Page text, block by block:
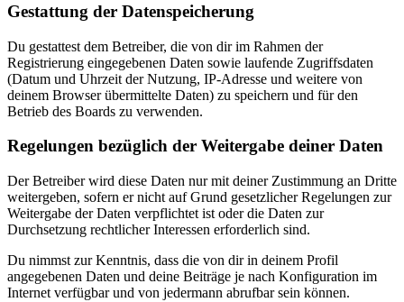
Gestattung der Datenspeicherung
Du gestattest dem Betreiber, die von dir im Rahmen der
Registrierung eingegebenen Daten sowie laufende Zugriffsdaten
(Datum und Uhrzeit der Nutzung, IP-Adresse und weitere von
deinem Browser übermittelte Daten) zu speichern und für den
Betrieb des Boards zu verwenden.
Regelungen bezüglich der Weitergabe deiner Daten
Der Betreiber wird diese Daten nur mit deiner Zustimmung an Dritte
weitergeben, sofern er nicht auf Grund gesetzlicher Regelungen zur
Weitergabe der Daten verpflichtet ist oder die Daten zur
Durchsetzung rechtlicher Interessen erforderlich sind.
Du nimmst zur Kenntnis, dass die von dir in deinem Profil
angegebenen Daten und deine Beiträge je nach Konfiguration im
Internet verfügbar und von jedermann abrufbar sein können.